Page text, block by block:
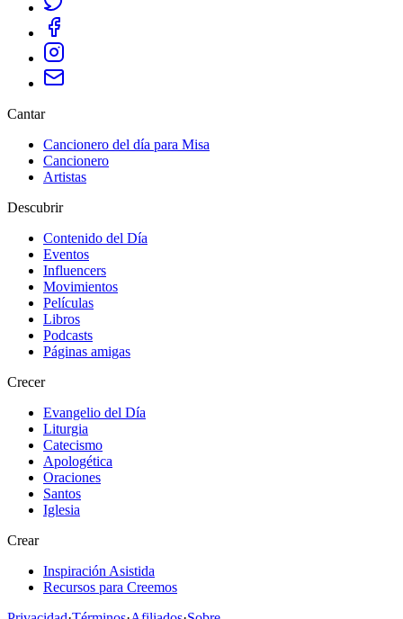
Cantar
Cancionero del día para Misa
Cancionero
Artistas
Descubrir
Contenido del Día
Eventos
Influencers
Movimientos
Películas
Libros
Podcasts
Páginas amigas
Crecer
Evangelio del Día
Liturgia
Catecismo
Apologética
Oraciones
Santos
Iglesia
Crear
Inspiración Asistida
Recursos para Creemos